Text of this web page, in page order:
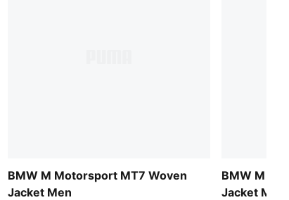
BMW M Motorsport MT7 Woven
Jacket Men
BMW M
Jacket Men